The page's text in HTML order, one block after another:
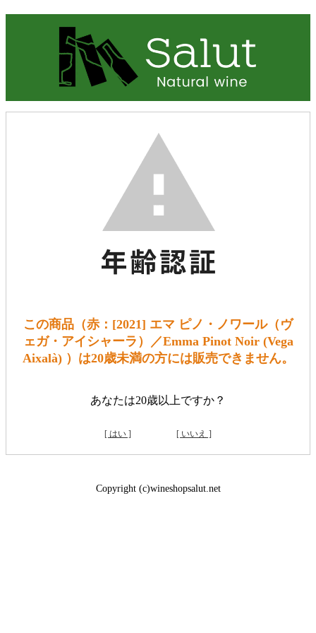
この商品（赤：[2021] エマ ピノ・ノワール（ヴ
ェガ・アイシャーラ）／Emma Pinot Noir (Vega
Aixalà) ）は20歳未満の方には販売できません。
あなたは20歳以上ですか？
[ はい ] [ いいえ ]
Copyright (c)wineshopsalut.net